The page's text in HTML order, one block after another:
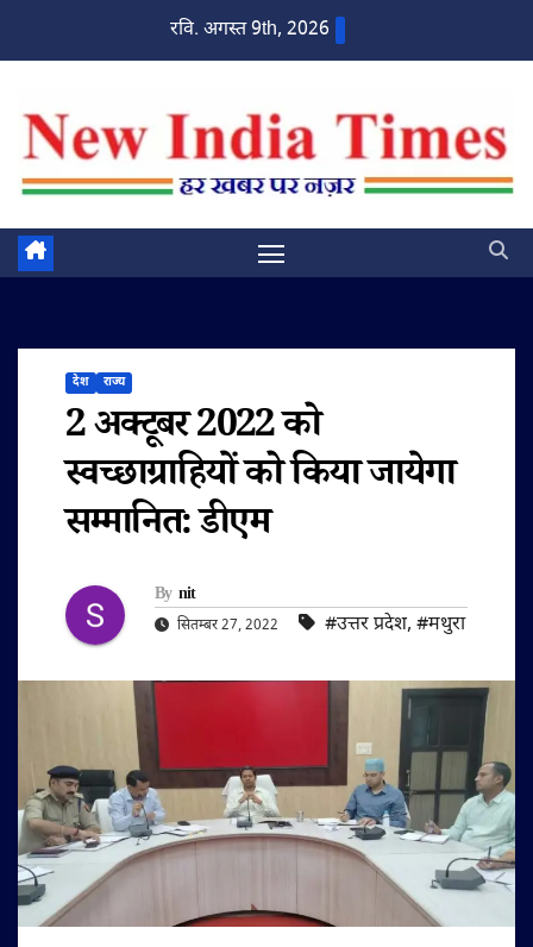
रवि. अगस्त 9th, 2026
देश राज्य
2 अक्टूबर 2022 को
स्वच्छाग्राहियों को किया जायेगा
सम्मानित: डीएम
By nit
सितम्बर 27, 2022 #उत्तर प्रदेश, #मथुरा